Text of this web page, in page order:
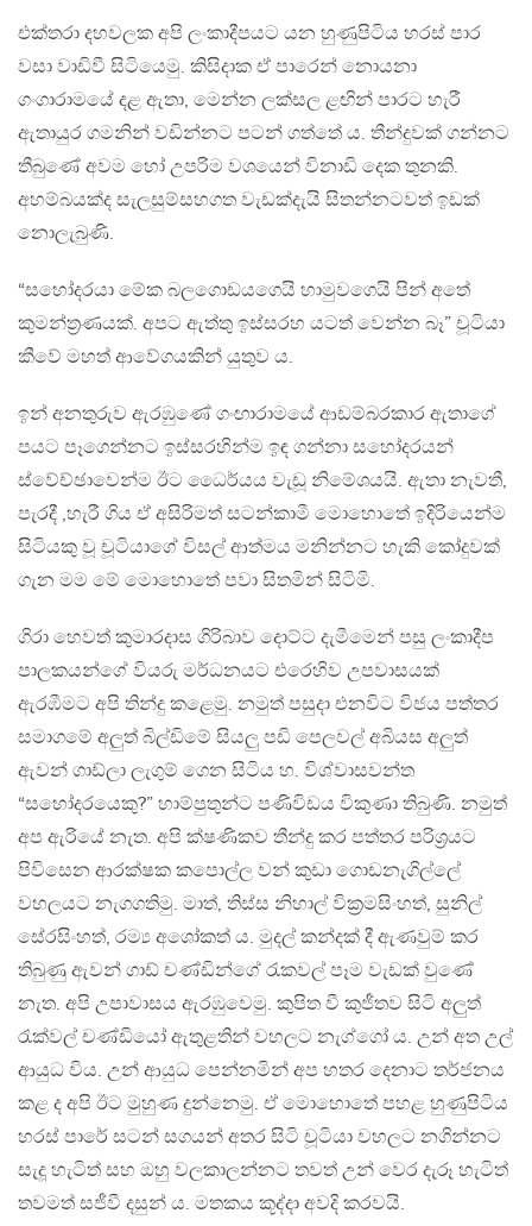
එක්තරා දහවලක අපි ලංකාදීපයට යන හුණුපිටිය හරස් පාර
වසා වාඩිවී සිටියෙමු. කිසිදාක ඒ පාරෙන් නොයනා
ගංගාරාමයේ දළ ඇතා, මෙන්න ලක්සල ළඟින් පාරට හැරී
ඇතායුර ගමනින් වඩින්නට පටන් ගත්තේ ය. තීන්දුවක් ගන්නට
තීබුණේ අවම හෝ උපරිම වශයෙන් විනාඩි දෙක තුනකි.
අහම්බයක්ද සැලසුම්සහගත වැඩක්දැයි සිතන්නටවත් ඉඩක්
නොලැබුණි.
“සහෝදරයා මේක බලගොඩයගෙයි හාමුවගෙයි පින් අතේ
කුමන්ත්‍රණයක්. අපට ඇත්තු ඉස්සරහ යටත් වෙන්න බෑ” චූටියා
කීවේ මහත් ආවේගයකින් යුතුව ය.
ඉන් අනතුරුව ඇරඹුණේ ගංඟාරාමයේ ආඩම්බරකාර ඇතාගේ
පයට පෑගෙන්නට ඉස්සරහින්ම ඉඳ ගන්නා සහෝදරයන්
ස්වේච්ඡාවෙන්ම ඊට ධෛර්යය වැඩූ නිමේශයයි. ඇතා නැවතී,
පැරදී ,හැරී ගිය ඒ අසිරිමත් සටන්කාමී මොහොතේ ඉදිරියෙන්ම
සිටියකු වූ චූටියාගේ විසල් ආත්මය මනින්නට හැකි කෝදුවක්
ගැන මම මේ මොහොතේ පවා සිතමින් සිටිමි.
ගිරා හෙවත් කුමාරදාස ගිරිබාව දොට්ට දැමීමෙන් පසු ලංකාදීප
පාලකයන්ගේ වියරු මර්ධනයට එරෙහිව උපවාසයක්
ඇරඹීමට අපි තින්දු කළෙමු. නමුත් පසුදා එනවිට විජය පත්තර
සමාගමේ අලුත් බිල්ඩිමේ සියලු පඩි පෙලවල් අබියස අලුත්
ඇවන් ගාඩ්ලා ලැගුම් ගෙන සිටිය හ. විශ්වාසවන්ත
“සහෝදරයෙකු?” හාම්පුතුන්ට පණිවිඩය විකුණා තිබුණි. නමුත්
අප ඇරියේ නැත. අපි ක්ෂණිකව තීන්දු කර පත්තර පරිශ්‍රයට
පිවිසෙන ආරක්ෂක කපොල්ල වන් කුඩා ගොඩනැගිල්ලේ
වහලයට නැගගතිමු. මාත්, තිස්ස නිහාල් වික්‍රමසිංහත්, සුනිල්
සේරසිංහත්, රම්‍ය අශෝකත් ය. මුදල් කන්දක් දී ඇණවුම් කර
තිබුණු ඇවන් ගාඩ් චණ්ඩින්ගේ රැකවල් පෑම වැඩක් වුණේ
නැත. අපි උපාවාසය ඇරඹුවෙමු. කුපිත වී කුජීතව සිටි අලුත්
රැක්වල් චණ්ඩියෝ ඇතුළතින් වහලට නැග්ගෝ ය. උන් අත උල්
ආයුධ විය. උන් ආයුධ පෙන්නමින් අප හතර දෙනාට තර්ජනය
කළ ද අපි ඊට මුහුණ දුන්නෙමු. ඒ මොහොතේ පහළ හුණුපිටිය
හරස් පාරේ සටන් සගයන් අතර සිටි චූටියා වහලට නගින්නට
සැදූ හැටිත් සහ ඔහු වලකාලන්නට තවත් උන් වෙර දැරූ හැටිත්
තවමත් සජීවී දසුන් ය. මතකය කූද්දා අවදි කරවයි.